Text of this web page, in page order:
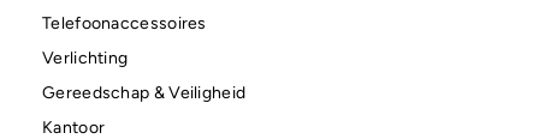
Telefoonaccessoires
Verlichting
Gereedschap & Veiligheid
Kantoor